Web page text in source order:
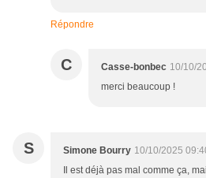
Répondre
C Casse-bonbec 10/10/
merci beaucoup !
S Simone Bourry 10/10/2025
Il est déjà pas mal comme ça,